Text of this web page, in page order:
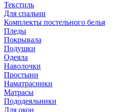
Текстиль
Для спальни
Комплекты постельного белья
Пледы
Покрывала
Подушки
Одеяла
Наволочки
Простыни
Наматрасники
Матрасы
Пододеяльники
Для окон